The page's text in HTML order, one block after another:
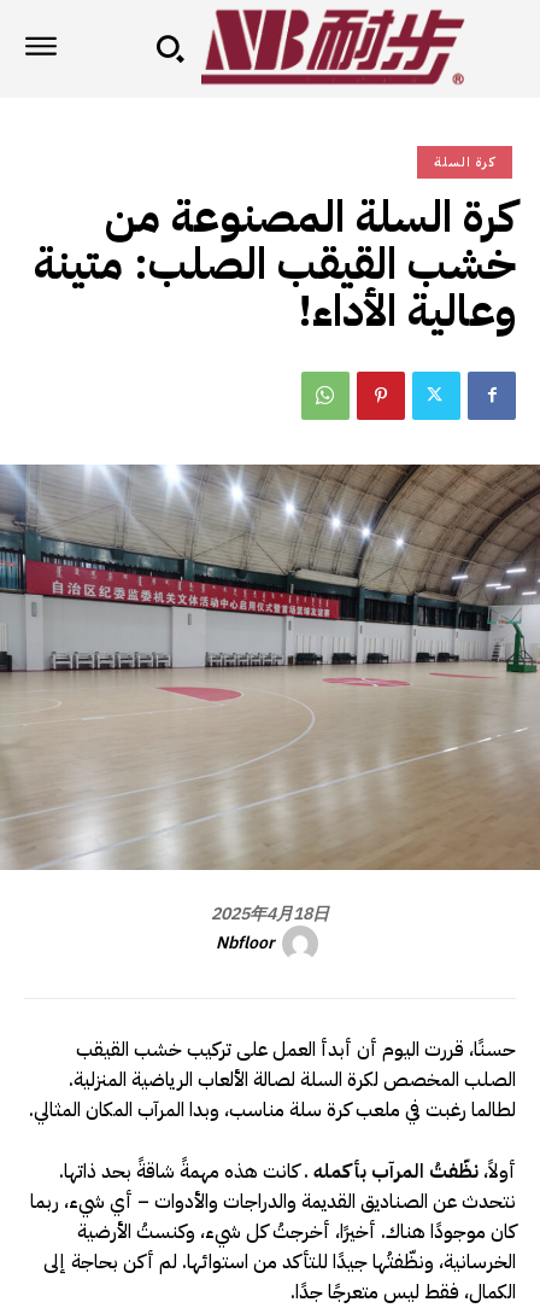
كرة السلة
كرة السلة المصنوعة من
خشب القيقب الصلب: متينة
وعالية الأداء!
2025年4月18日
Nbfloor
حسنًا، قررت اليوم أن أبدأ العمل على تركيب خشب القيقب
الصلب المخصص لكرة السلة لصالة الألعاب الرياضية المنزلية.
لطالما رغبت في ملعب كرة سلة مناسب، وبدا المرآب المكان المثالي.
أولاً، نظّفتُ المرآب بأكمله . كانت هذه مهمةً شاقةً بحد ذاتها.
نتحدث عن الصناديق القديمة والدراجات والأدوات – أي شيء، ربما
كان موجودًا هناك. أخيرًا، أخرجتُ كل شيء، وكنستُ الأرضية
الخرسانية، ونظّفتُها جيدًا للتأكد من استوائها. لم أكن بحاجة إلى
الكمال، فقط ليس متعرجًا جدًا.